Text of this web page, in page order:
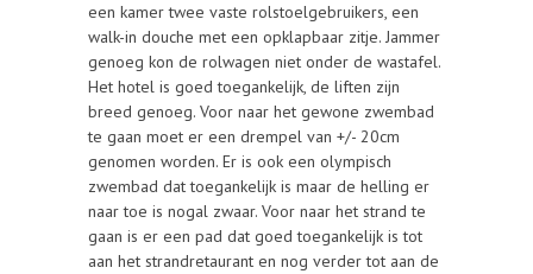
een kamer twee vaste rolstoelgebruikers, een
walk-in douche met een opklapbaar zitje. Jammer
genoeg kon de rolwagen niet onder de wastafel.
Het hotel is goed toegankelijk, de liften zijn
breed genoeg. Voor naar het gewone zwembad
te gaan moet er een drempel van +/- 20cm
genomen worden. Er is ook een olympisch
zwembad dat toegankelijk is maar de helling er
naar toe is nogal zwaar. Voor naar het strand te
gaan is er een pad dat goed toegankelijk is tot
aan het strandretaurant en nog verder tot aan de